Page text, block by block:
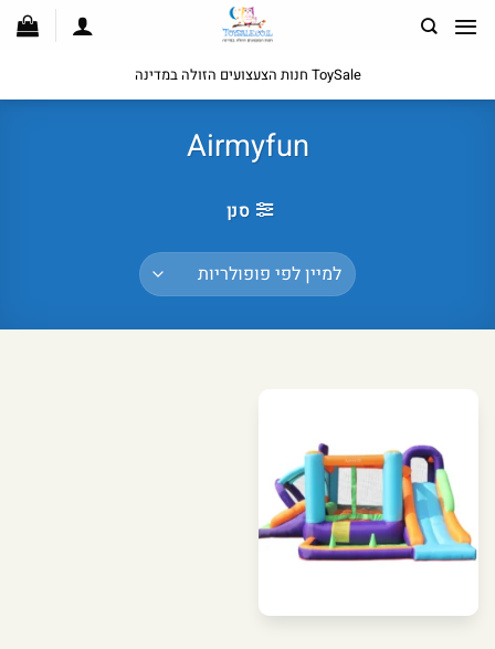
לתוכן
ToySale חנות הצעצועים הזולה במדינה
Airmyfun
סנן